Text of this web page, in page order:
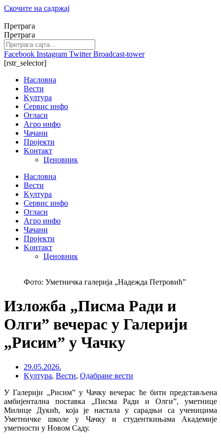
Скочите на садржај
Претрага
Претрага
Facebook Instagram Twitter Broadcast-tower
[rstr_selector]
Насловна
Вести
Kултура
Сервис инфо
Огласи
Агро инфо
Чачани
Пројекти
Kонтакт
Ценовник
Насловна
Вести
Kултура
Сервис инфо
Огласи
Агро инфо
Чачани
Пројекти
Kонтакт
Ценовник
Фото: Уметничка галерија „Надежда Петровић”
Изложба „Писма Ради и
Олги” вечерас у Галерији
„Рисим” у Чачку
29.05.2026.
Kултура, Вести, Одабране вести
У Галерији „Рисим” у Чачку вечерас ће бити представљена
амбијентална поставка „Писма Ради и Олги”, уметнице
Милице Дукић, која је настала у сарадњи са ученицима
Уметничке школе у Чачку и студенткињама Академије
уметности у Новом Саду.